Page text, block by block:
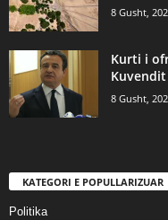
8 Gusht,
Kurti i
8 Gusht,
KATEGORI E POPULLARIZUAR
Politika